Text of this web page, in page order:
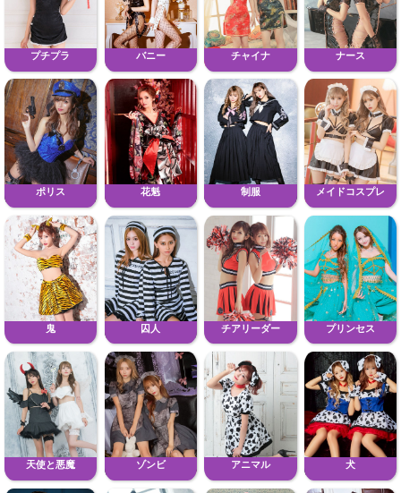
プチプラ バニー チャイナ ナース
ポリス 花魁 制服 メイドコスプレ
鬼 囚人 チアリーダー プリンセス
天使と悪魔 ゾンビ アニマル 犬